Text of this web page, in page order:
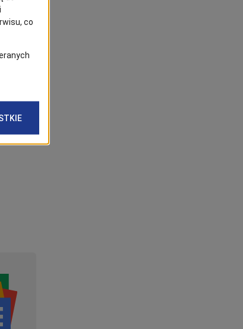
was
sowie